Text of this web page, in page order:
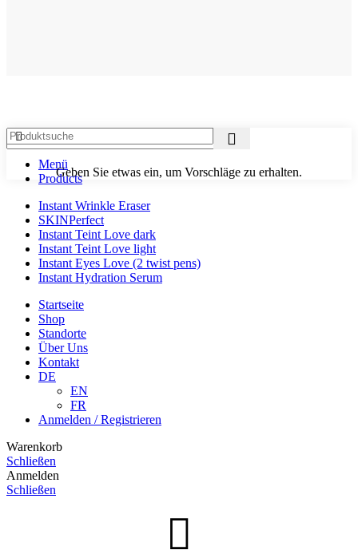
Geben Sie etwas ein, um Vorschläge zu erhalten.
Menü
Products
Instant Wrinkle Eraser
SKINPerfect
Instant Teint Love dark
Instant Teint Love light
Instant Eyes Love (2 twist pens)
Instant Hydration Serum
Startseite
Shop
Standorte
Über Uns
Kontakt
DE
EN
FR
Anmelden / Registrieren
Warenkorb
Schließen
Anmelden
Schließen